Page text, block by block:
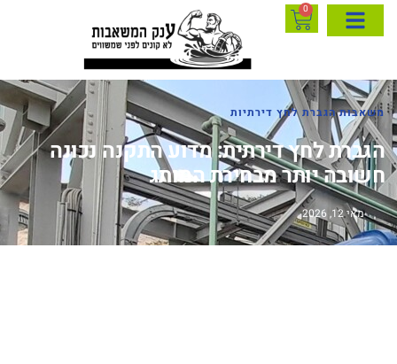
הגברת לחץ דירתיות
לחץ דירתית: מדוע התקנה נכונה
יותר מבחירת המותג
מאי 12, 2026